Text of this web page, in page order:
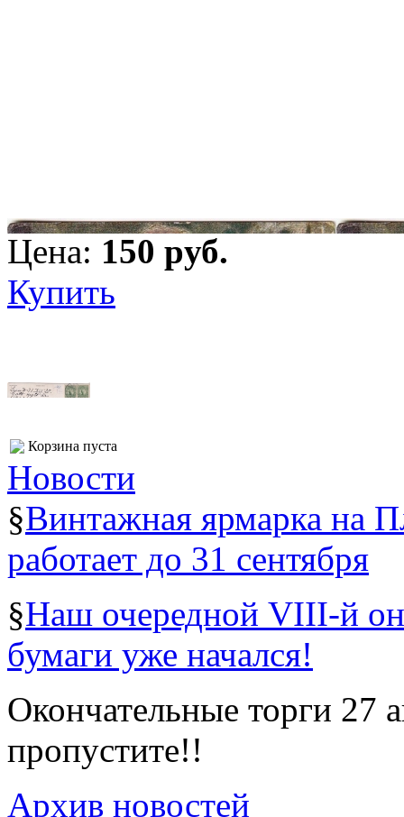
Цена: 150 pуб.
Купить
Корзина пуста
Новости
§Винтажная ярмарка на
работает до 31 сентября
§Наш очередной VIII-й
бумаги уже начался!
Окончательные торги 27
пропустите!!
Архив новостей